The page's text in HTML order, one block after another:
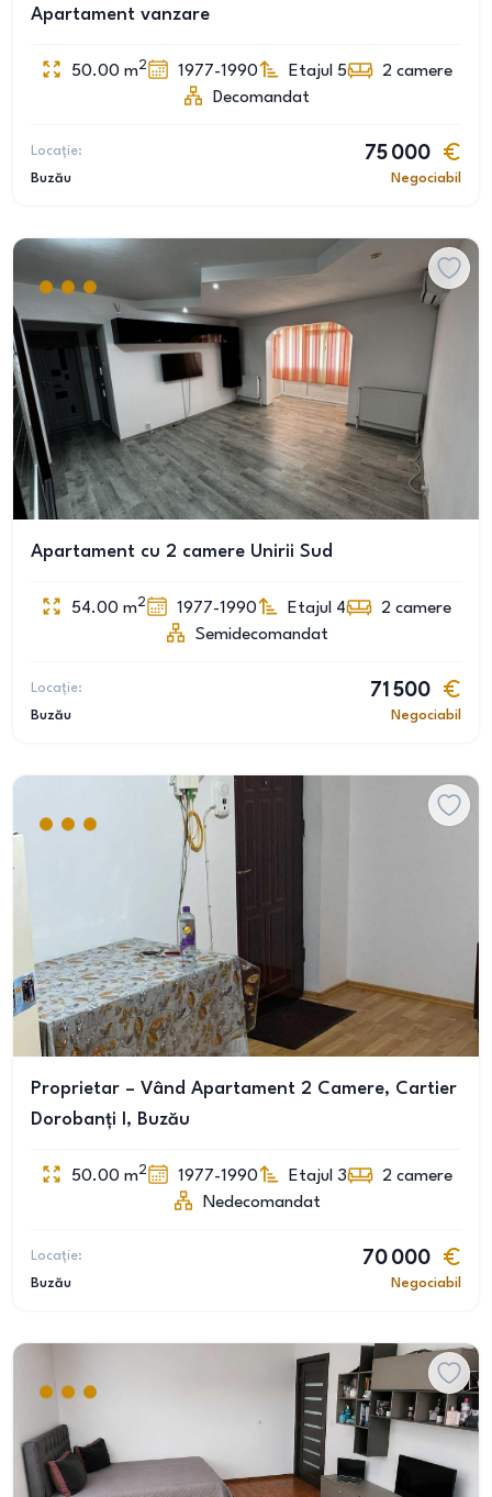
Apartament vanzare
50.00 m2 1977-1990 Etajul 5 2 camere
Decomandat
Locație:
Buzău
75 000
Negociabil
Apartament cu 2 camere Unirii Sud
54.00 m2 1977-1990 Etajul 4 2 camere
Semidecomandat
Locație:
Buzău
71 500
Negociabil
Proprietar – Vând Apartament 2 Camere, Cartier
Dorobanți I, Buzău
50.00 m2 1977-1990 Etajul 3 2 camere
Nedecomandat
Locație:
Buzău
70 000
Negociabil